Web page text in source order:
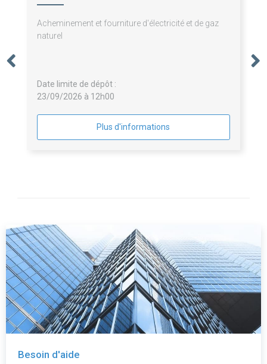
Acheminement et fourniture d'électricité et de gaz
naturel
Date limite de dépôt :
23/09/2026 à 12h00
Plus d'informations
Besoin d'aide